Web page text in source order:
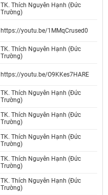
TK. Thích Nguyên Hạnh (Đức
Trường)
https://youtu.be/1MMqCrused0
TK. Thích Nguyên Hạnh (Đức
Trường)
https://youtu.be/O9KKes7HARE
TK. Thích Nguyên Hạnh (Đức
Trường)
TK. Thích Nguyên Hạnh (Đức
Trường)
TK. Thích Nguyên Hạnh (Đức
Trường)
TK. Thích Nguyên Hạnh (Đức
Trường)
TK. Thích Nguyên Hạnh (Đức
Trường)